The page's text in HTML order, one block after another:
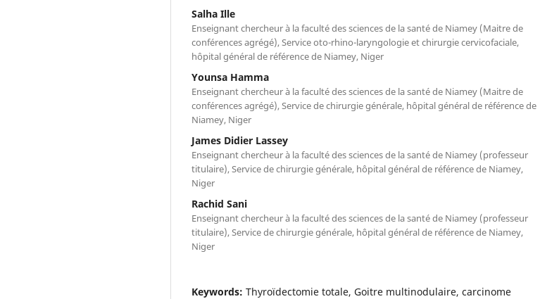
Salha Ille
Enseignant chercheur à la faculté des sciences de la santé de Niamey (Maitre de
conférences agrégé), Service oto-rhino-laryngologie et chirurgie cervicofaciale,
hôpital général de référence de Niamey, Niger
Younsa Hamma
Enseignant chercheur à la faculté des sciences de la santé de Niamey (Maitre de
conférences agrégé), Service de chirurgie générale, hôpital général de référence de
Niamey, Niger
James Didier Lassey
Enseignant chercheur à la faculté des sciences de la santé de Niamey (professeur
titulaire), Service de chirurgie générale, hôpital général de référence de Niamey,
Niger
Rachid Sani
Enseignant chercheur à la faculté des sciences de la santé de Niamey (professeur
titulaire), Service de chirurgie générale, hôpital général de référence de Niamey,
Niger
Keywords: Thyroïdectomie totale, Goitre multinodulaire, carcinome